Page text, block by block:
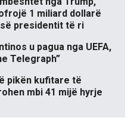
1 miliard dollarë
presidentit të ri
u pagua nga UEFA,
Telegraph”
pikën kufitare të
mbi 41 mijë hyrje